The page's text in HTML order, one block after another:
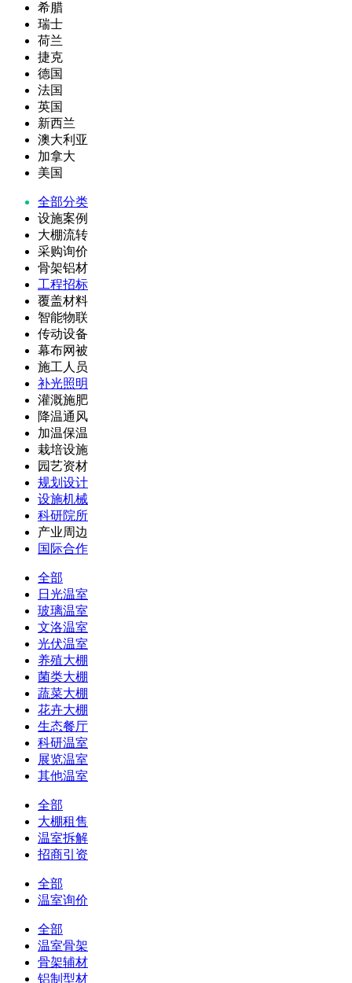
希腊
瑞士
荷兰
捷克
德国
法国
英国
新西兰
澳大利亚
加拿大
美国
全部分类
设施案例
大棚流转
采购询价
骨架铝材
工程招标
覆盖材料
智能物联
传动设备
幕布网被
施工人员
补光照明
灌溉施肥
降温通风
加温保温
栽培设施
园艺资材
规划设计
设施机械
科研院所
产业周边
国际合作
全部
日光温室
玻璃温室
文洛温室
光伏温室
养殖大棚
菌类大棚
蔬菜大棚
花卉大棚
生态餐厅
科研温室
展览温室
其他温室
全部
大棚租售
温室拆解
招商引资
全部
温室询价
全部
温室骨架
骨架辅材
铝制型材